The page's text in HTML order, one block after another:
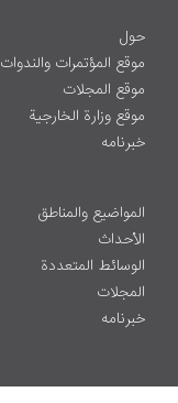
حول
موقع المؤتمرات والندوات
موقع المجلات
موقع وزارة الخارجية
خبرنامه
المواضيع والمناطق
الأحداث
الوسائط المتعددة
المجلات
خبرنامه